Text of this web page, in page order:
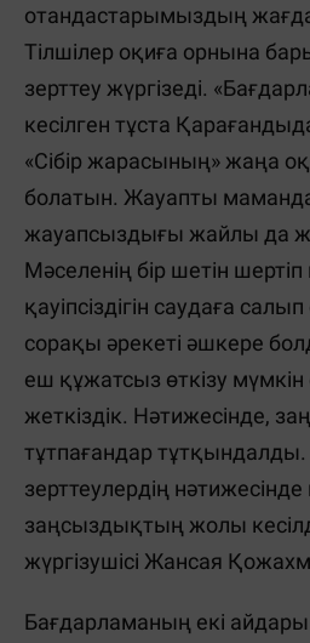
отандастарымыздың
Тілшілер оқиға орнына
зерттеу жүргізеді.
кесілген тұста
«Сібір жарасының» жаңа
болатын. Жауапты
жауапсыздығы жайлы да
Мәселенің бір шетін шертіп
қауіпсіздігін саудаға
сорақы әрекеті әшкере
еш құжатсыз өткізу мүмкін
жеткіздік. Нәтижесінде,
тұтпағандар
зерттеулердің
заңсыздықтың жолы
жүргізушісі Жансая
Бағдарламаның екі